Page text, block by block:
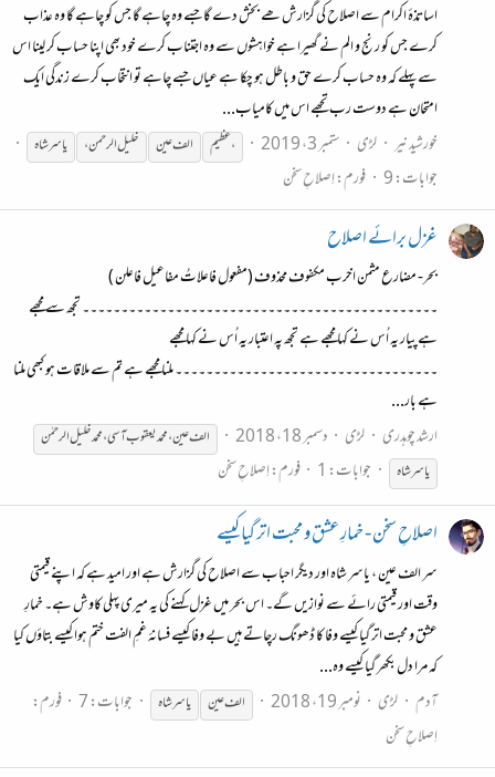
اساتذۂ اکرام سے اصلاح کی گزارش ھے بخش دے گا جسے وہ چاہے گا جس کو چاہے گا وہ عذاب
کرے جس کو رنج و الم نے گھیرا ہے خواہشوں سے وہ اجتناب کرے خود بھی اپنا حساب کر لینا اس
سے پہلے کہ وہ حساب کرے حق و باطل ہو چکا ہے عیاں جسے چاہے تو انتخاب کرے زندگی ایک
امتحان ہے دوست رب تجھے اس میں کامیاب...
خورشید نیر لڑی ستمبر 3، 2019 ، عظیم الف عین خلیل الرحمن، یاسرشاہ
جوابات: 9 فورم:اِصلاحِ سخن
غزل برائے اصلاح
بحر- مضارع مثمن اخرب مکفوف محذوف (مفعول فاعلاتُ مفاعیل فاعلن )
۔۔۔۔۔۔۔۔۔۔۔۔۔۔۔۔۔۔۔۔۔۔۔۔۔۔۔۔۔۔۔۔۔۔۔۔۔۔۔۔۔۔۔۔۔۔ تجھ سے مجھے
ہے پیار یہ اُس نے کہا مجھے ہے تجھ پہ اعتبار یہ اُس نے کہا مجھے
۔۔۔۔۔۔۔۔۔۔۔۔۔۔۔۔۔۔۔۔۔۔۔۔۔۔۔۔۔۔۔۔۔۔ ملنا مجھے ہے تم سے ملاقات ہو کبھی ملنا
ہے بار...
ارشد چوہدری
لڑی دسمبر 18، 2018
الف عین ، محمد یعقوب آسی ، محمد خلیل الرحمٰن
یاسرشاہ جوابات: 1 فورم:اِصلاحِ سخن
اصلاحِ سخن - خمارِ عشق و محبت اتر گیا کیسے
سر الف عین ، یاسر شاہ اور دیگر احباب سے اصلاح کی گزارش ہے اور امید ہے کہ اپنے قیمتی
وقت اور قیمتی رائے سے نوازیں گے۔ اس بحر میں غزل کہنے کی یہ میری پہلی کاوش ہے۔ خمارِ
عشق و محبت اتر گیا کیسے وفا کا ڈھونگ رچاتے ہیں بے وفا کیسے فسانۂ غمِ الفت ختم ہوا کیسے بتاؤں کیا
کہ مرا دل بکھر گیا کیسے وہ...
آدم لڑی نومبر 19، 2018 الف عین یاسرشاہ جوابات: 7
فورم:
اِصلاحِ سخن